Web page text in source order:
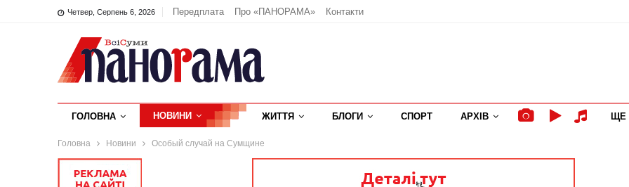
Четвер, Серпень 6, 2026 Передплата Про «ПАНОРАМА» Контакти
ГОЛОВНА НОВИНИ ЖИТТЯ БЛОГИ СПОРТ АРХІВ ЩЕ
Головна Новини Особый случай на Сумщине